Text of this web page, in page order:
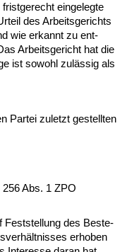
ein­ge­leg­te
des Ar­beits­ge­richts
wie er­kannt zu ent­
Ar­beits­ge­richt hat die
ist so­wohl zulässig als
Par­tei zu­letzt ge­stell­ten
Abs. 1 ZPO
Fest­stel­lung des Be­ste­
er­ho­ben